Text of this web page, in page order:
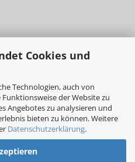
Cookies und
Technologien, auch von
der Website zu
Angebotes zu analysieren und
bieten zu können. Weitere
Datenschutzerklärung.